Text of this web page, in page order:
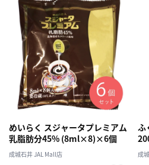
めいらく スジャータプレミアム
乳脂肪分45% (8ml×8)×6個
成城石井 JAL Mall店
ふ
成